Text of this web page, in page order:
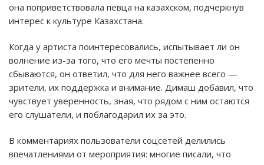
она поприветствовала певца на казахском, подчеркнув
интерес к культуре Казахстана.
Когда у артиста поинтересовались, испытывает ли он
волнение из-за того, что его мечты постепенно
сбываются, он ответил, что для него важнее всего —
зрители, их поддержка и внимание. Димаш добавил, что
чувствует уверенность, зная, что рядом с ним остаются
его слушатели, и поблагодарил их за это.
В комментариях пользователи соцсетей делились
впечатлениями от мероприятия: многие писали, что